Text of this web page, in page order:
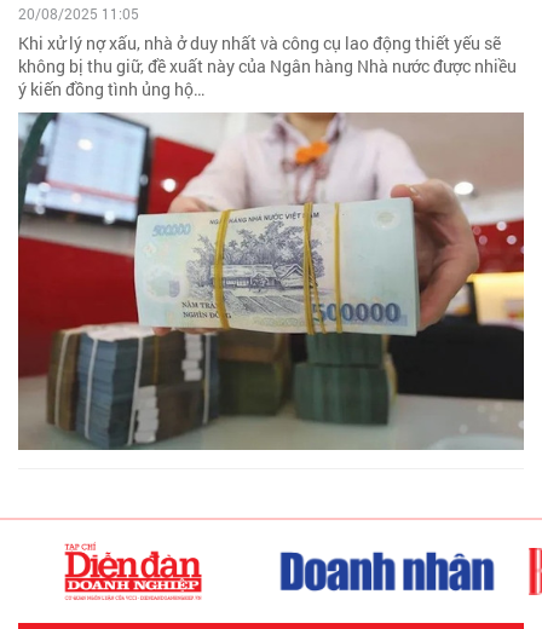
20/08/2025 11:05
Khi xử lý nợ xấu, nhà ở duy nhất và công cụ lao động thiết yếu sẽ
không bị thu giữ, đề xuất này của Ngân hàng Nhà nước được nhiều
ý kiến đồng tình ủng hộ…